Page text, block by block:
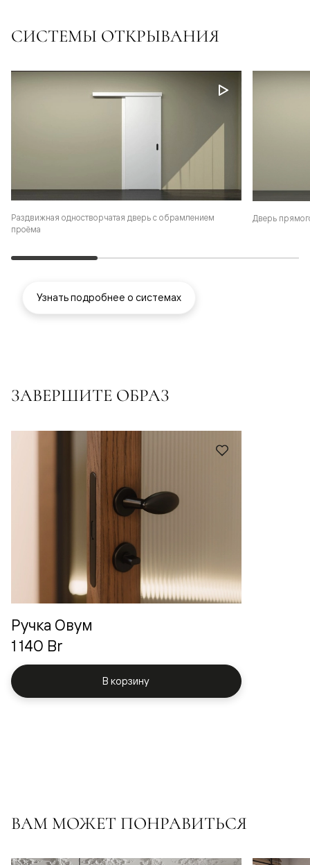
СИСТЕМЫ ОТКРЫВАНИЯ
Раздвижная одностворчатая дверь с обрамлением
проёма
Дверь
Узнать подробнее о системах
ЗАВЕРШИТЕ ОБРАЗ
Ручка Овум
1 140 Br
В корзину
ВАМ МОЖЕТ ПОНРАВИТЬСЯ